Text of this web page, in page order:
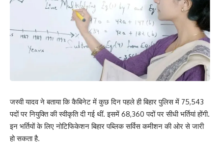
जस्वी यादव ने बताया कि कैबिनेट में कुछ दिन पहले ही बिहार पुलिस में 75,543
पदों पर नियुक्ति की स्वीकृति दी गई थीं. इसमें 68,360 पदों पर सीधी भर्तियां होंगी.
इन भर्तियों के लिए नोटिफिकेशन बिहार पब्लिक सर्विस कमीशन की ओर से जारी
हो सकता है.